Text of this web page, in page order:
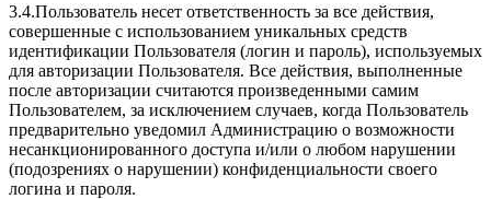
3.4.Пользователь несет ответственность за все действия,
совершенные с использованием уникальных средств
идентификации Пользователя (логин и пароль), используемых
для авторизации Пользователя. Все действия, выполненные
после авторизации считаются произведенными самим
Пользователем, за исключением случаев, когда Пользователь
предварительно уведомил Администрацию о возможности
несанкционированного доступа и/или о любом нарушении
(подозрениях о нарушении) конфиденциальности своего
логина и пароля.